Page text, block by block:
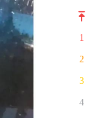
1
2
3
4